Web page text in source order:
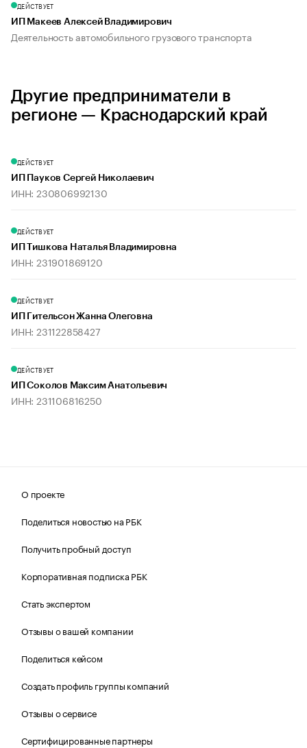
ДЕЙСТВУЕТ
ИП Макеев Алексей Владимирович
Деятельность автомобильного грузового транспорта
Другие предприниматели в
регионе — Краснодарский край
ДЕЙСТВУЕТ
ИП Пауков Сергей Николаевич
ИНН: 230806992130
ДЕЙСТВУЕТ
ИП Тишкова Наталья Владимировна
ИНН: 231901869120
ДЕЙСТВУЕТ
ИП Гительсон Жанна Олеговна
ИНН: 231122858427
ДЕЙСТВУЕТ
ИП Соколов Максим Анатольевич
ИНН: 231106816250
О проекте
Поделиться новостью на РБК
Получить пробный доступ
Корпоративная подписка РБК
Стать экспертом
Отзывы о вашей компании
Поделиться кейсом
Создать профиль группы компаний
Отзывы о сервисе
Сертифицированные партнеры